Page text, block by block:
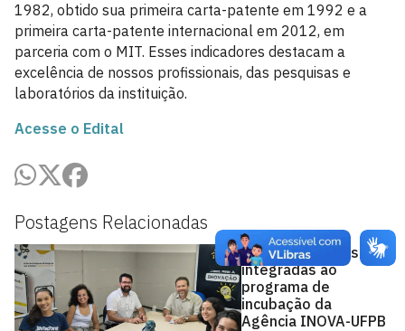
Postagens Relacionadas
Novas startups são
integradas ao
programa de
incubação da
Agência INOVA-UFPB
1982, obtido sua primeira carta-patente em 1992 e a
primeira carta-patente internacional em 2012, em
parceria com o MIT. Esses indicadores destacam a
excelência de nossos profissionais, das pesquisas e
laboratórios da instituição.
Acesse o Edital